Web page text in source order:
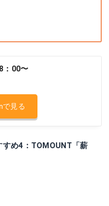
：00〜
で見る
め4：TOMOUNT「薪